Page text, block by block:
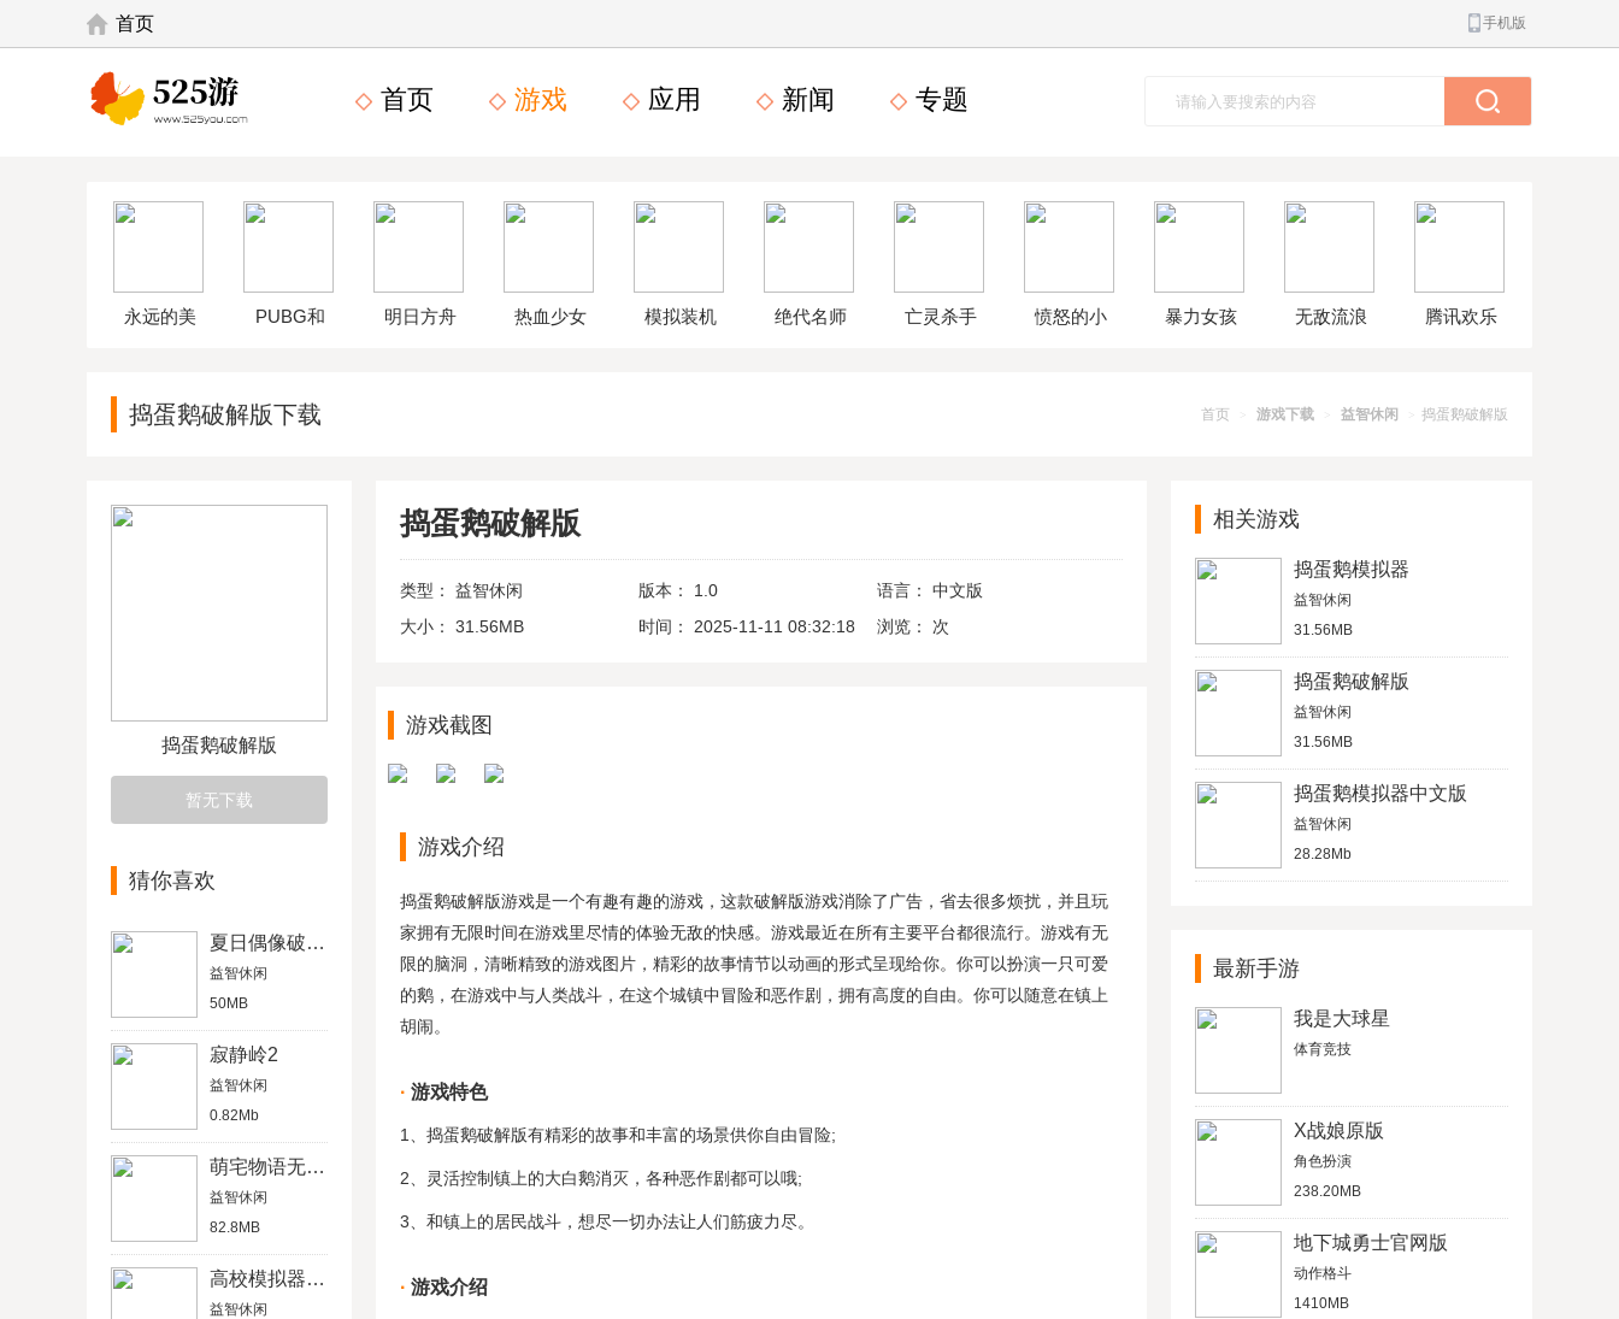
首页 手机版
首页 游戏 应用 新闻 专题
永远的美
解版
PUBG和
验服
明日方舟 热血少女 模拟装机 绝代名师 亡灵杀手 愤怒的小 暴力女孩
化版
无敌流浪 腾讯欢乐
版
首页 > 游戏下载 > 益智休闲 > 捣蛋鹅破解版
捣蛋鹅破解版下载
捣蛋鹅破解版
暂无下载
猜你喜欢
夏日偶像破解版
益智休闲
50MB
寂静岭2
益智休闲
0.82Mb
萌宅物语无限爱心版
益智休闲
82.8MB
高校模拟器2019中文版
益智休闲
捣蛋鹅破解版
类型： 益智休闲 版本： 1.0 语言：
中文版
大小：
31.56MB 时间： 2025-11-11 08:32:18 浏览： 次
游戏截图
游戏介绍
捣蛋鹅破解版游戏是一个有趣有趣的游戏，这款破解版游戏消除了广告，省去很多烦扰，并且玩
家拥有无限时间在游戏里尽情的体验无敌的快感。游戏最近在所有主要平台都很流行。游戏有无
限的脑洞，清晰精致的游戏图片，精彩的故事情节以动画的形式呈现给你。你可以扮演一只可爱
的鹅，在游戏中与人类战斗，在这个城镇中冒险和恶作剧，拥有高度的自由。你可以随意在镇上
胡闹。
游戏特色
1、捣蛋鹅破解版有精彩的故事和丰富的场景供你自由冒险;
2、灵活控制镇上的大白鹅消灭，各种恶作剧都可以哦;
3、和镇上的居民战斗，想尽一切办法让人们筋疲力尽。
游戏介绍
相关游戏
捣蛋鹅模拟器
益智休闲
31.56MB
捣蛋鹅破解版
益智休闲
31.56MB
捣蛋鹅模拟器中文版
益智休闲
28.28Mb
最新手游
我是大球星
体育竞技
X战娘原版
角色扮演
238.20MB
地下城勇士官网版
动作格斗
1410MB